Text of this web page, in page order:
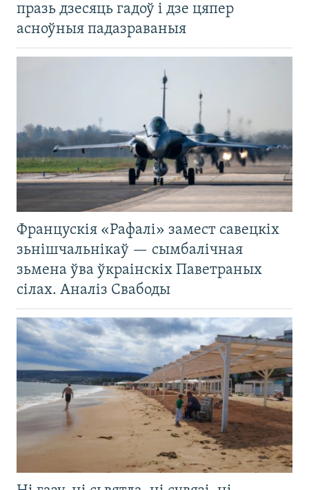
празь дзесяць гадоў і дзе цяпер
асноўныя падазраваныя
Францускія «Рафалі» замест савецкіх
зьнішчальнікаў — сымбалічная
зьмена ўва ўкраінскіх Паветраных
сілах. Аналіз Свабоды